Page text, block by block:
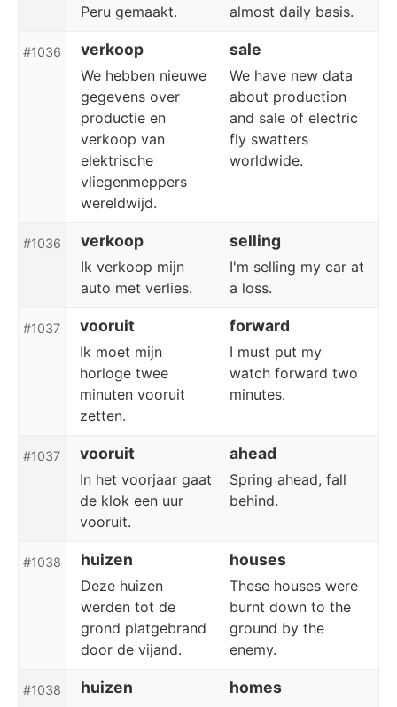
Peru gemaakt.
almost daily basis.
#1036 verkoop sale
We hebben nieuwe
gegevens over
productie en
verkoop van
elektrische
vliegenmeppers
wereldwijd.
We have new data
about production
and sale of electric
fly swatters
worldwide.
#1036 verkoop selling
Ik verkoop mijn
auto met verlies.
I'm selling my car at
a loss.
#1037 vooruit forward
Ik moet mijn
horloge twee
minuten vooruit
zetten.
I must put my
watch forward two
minutes.
#1037 vooruit ahead
In het voorjaar gaat
de klok een uur
vooruit.
Spring ahead, fall
behind.
#1038 huizen houses
Deze huizen
werden tot de
grond platgebrand
door de vijand.
These houses were
burnt down to the
ground by the
enemy.
#1038 huizen homes